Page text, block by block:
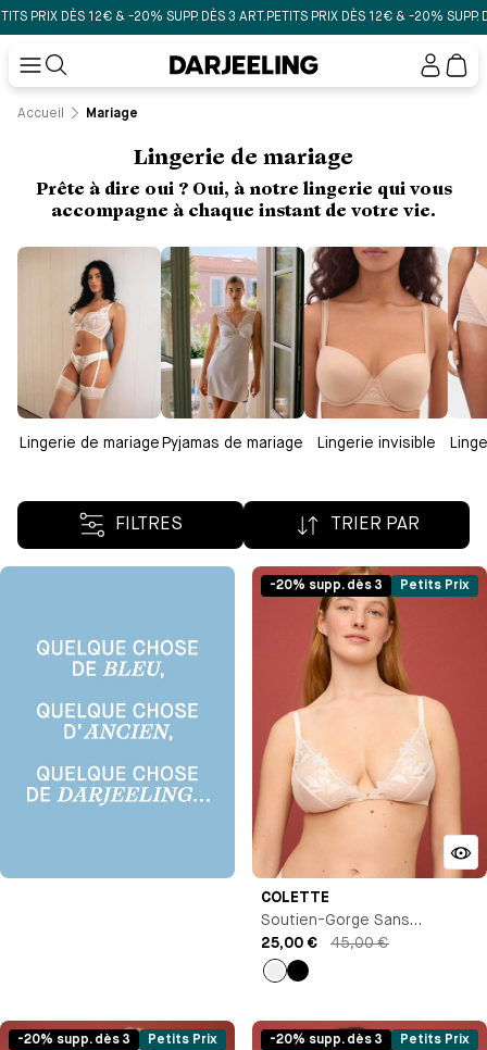
SUPP. DÈS 3 ART.PETITS PRIX DÈS 12€ & -20% SUPP. DÈS 3 ART.PETITS
Mon
Accueil Mariage
Lingerie de mariage
Prête à dire oui ? Oui, à notre lingerie qui vous
accompagne à chaque instant de votre vie.
Lingerie de mariage Pyjamas de mariage Lingerie invisible
FILTRES TRIER PAR
-20% supp. dès 3 Petits Prix
COLETTE
Soutien-Gorge Sans
Armature
25,00 € 45,00 €
Milk
-20% supp. dès 3 Petits Prix -20% supp. dès 3 Petits Prix